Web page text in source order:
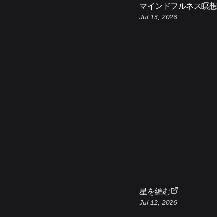
マインドフルネス瞑
Jul 13, 2026
星を編む
Jul 12, 2026